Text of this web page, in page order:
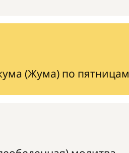
(Жума) по пятницам